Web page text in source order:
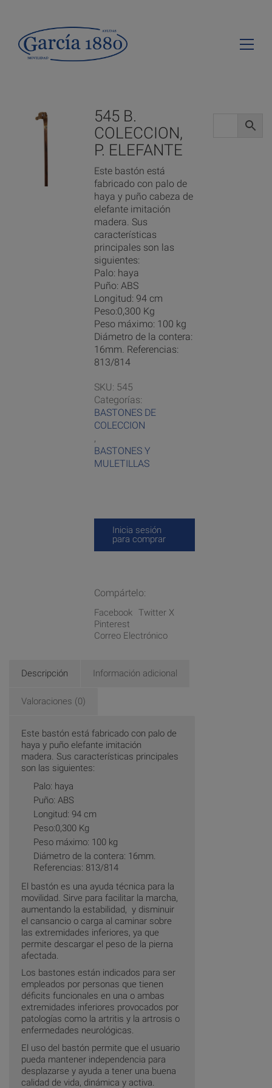
545 B.
COLECCION,
P. ELEFANTE
Este bastón está
fabricado con palo de
haya y puño cabeza de
elefante imitación
madera. Sus
características
principales son las
siguientes:
Palo: haya
Puño: ABS
Longitud: 94 cm
Peso:0,300 Kg
Peso máximo: 100 kg
Diámetro de la contera:
16mm. Referencias:
813/814
SKU: 545
Categorías:
BASTONES DE
COLECCION
,
BASTONES Y
MULETILLAS
Inicia sesión
para comprar
Compártelo:
Facebook Twitter X
Pinterest
Correo Electrónico
Descripción Información adicional
Valoraciones (0)
Este bastón está fabricado con palo de
haya y puño elefante imitación
madera. Sus características principales
son las siguientes:
Palo: haya
Puño: ABS
Longitud: 94 cm
Peso:0,300 Kg
Peso máximo: 100 kg
Diámetro de la contera: 16mm.
Referencias: 813/814
El bastón es una ayuda técnica para la
movilidad. Sirve para facilitar la marcha,
aumentando la estabilidad, y disminuir
el cansancio o carga al caminar sobre
las extremidades inferiores, ya que
permite descargar el peso de la pierna
afectada.
Los bastones están indicados para ser
empleados por personas que tienen
déficits funcionales en una o ambas
extremidades inferiores provocados por
patologías como la artritis y la artrosis o
enfermedades neurológicas.
El uso del bastón permite que el usuario
pueda mantener independencia para
desplazarse y ayuda a tener una buena
calidad de vida, dinámica y activa.